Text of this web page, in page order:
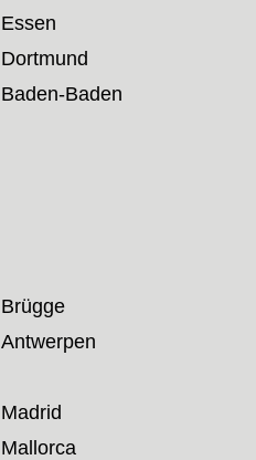
Essen
Dortmund
Baden-Baden
Brügge
Antwerpen
Madrid
Mallorca